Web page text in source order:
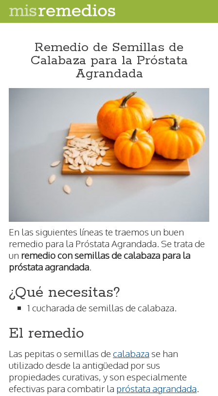
Remedio de Semillas de
Calabaza para la Próstata
Agrandada
En las siguientes líneas te traemos un buen
remedio para la Próstata Agrandada. Se trata de
un remedio con semillas de calabaza para la
próstata agrandada
¿Qué necesitas?
1 cucharada de semillas de calabaza.
El remedio
Las pepitas o semillas de calabaza se han
utilizado desde la antigüedad por sus
propiedades curativas, y son especialmente
efectivas para combatir la próstata agrandada